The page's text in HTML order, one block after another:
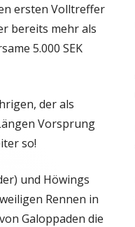
ersten Volltreffer
bereits mehr als
5.000 SEK
der als
Vorsprung
so!
und Höwings
Rennen in
Galoppaden die